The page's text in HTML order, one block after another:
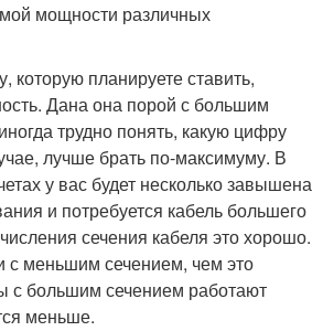
мощности различных
которую планируете ставить,
Дана она порой с большим
трудно понять, какую цифру
лучше брать по-максимуму. В
у вас будет несколько завышена
и потребуется кабель большего
сечения кабеля это хорошо.
с меньшим сечением, чем это
с большим сечением работают
меньше.